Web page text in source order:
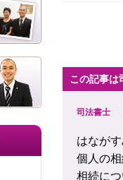
この記事は
司法書士
はなが
個人の
相続に